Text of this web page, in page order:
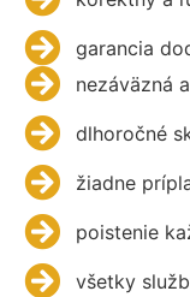
garancia
nezáväzná
dlhoročné
žiadne
poistenie
všetky